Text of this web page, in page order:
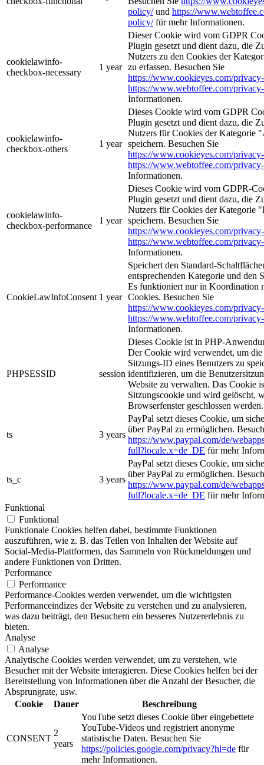
policy/und https://
policy/für mehr Informationen.
cookielawinfo-
checkbox-necessary
1 year
Dieser Cookie wird vom GDPR
Plugin gesetzt und dient dazu, die
Nutzers zu den Cookies der
zu erfassen. Besuchen Sie
https://www.cookieyes.com/
https://www.webtoffee.com/
Informationen.
cookielawinfo-
checkbox-others
1 year
Dieses Cookie wird vom GDPR
Plugin gesetzt und dient dazu, die
Nutzers für Cookies der Kategorie
speichern. Besuchen Sie
https://www.cookieyes.com/
https://www.webtoffee.com/
Informationen.
cookielawinfo-
checkbox-performance
1 year
Dieses Cookie wird vom GDPR-
Plugin gesetzt und dient dazu, die
Nutzers für Cookies der Kategorie
speichern. Besuchen Sie
https://www.cookieyes.com/
https://www.webtoffee.com/
Informationen.
CookieLawInfoConsent 1 year
Speichert den Standard-
entsprechenden Kategorie und den
Es funktioniert nur in Koordination
Cookies. Besuchen Sie
https://www.cookieyes.com/
https://www.webtoffee.com/
Informationen.
PHPSESSID session
Dieses Cookie ist in PHP-
Der Cookie wird verwendet, um die
Sitzungs-ID eines Benutzers zu
identifizieren, um die
Website zu verwalten. Das Cookie
Sitzungscookie und wird gelöscht,
Browserfenster geschlossen werden.
ts 3 years
PayPal setzt dieses Cookie, um
über PayPal zu ermöglichen.
https://www.paypal.com/de/
full?locale.x=de_DE für mehr
ts_c 3 years
PayPal setzt dieses Cookie, um
über PayPal zu ermöglichen.
https://www.paypal.com/de/
full?locale.x=de_DE für mehr
Funktional
Funktional
Funktionale Cookies helfen dabei, bestimmte Funktionen
auszuführen, wie z. B. das Teilen von Inhalten der Website auf
Social-Media-Plattformen, das Sammeln von Rückmeldungen und
andere Funktionen von Dritten.
Performance
Performance
Performance-Cookies werden verwendet, um die wichtigsten
Performanceindizes der Website zu verstehen und zu analysieren,
was dazu beiträgt, den Besuchern ein besseres Nutzererlebnis zu
bieten.
Analyse
Analyse
Analytische Cookies werden verwendet, um zu verstehen, wie
Besucher mit der Website interagieren. Diese Cookies helfen bei der
Bereitstellung von Informationen über die Anzahl der Besucher, die
Absprungrate, usw.
Cookie
Dauer Beschreibung
CONSENT
2
years
YouTube setzt dieses Cookie über eingebettete
YouTube-Videos und registriert anonyme
statistische Daten. Besuchen Sie
https://policies.google.com/privacy?hl=de für
mehr Informationen.